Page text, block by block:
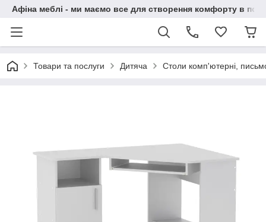
Афіна меблі - ми маємо все для створення комфорту в
Товари та послуги Дитяча Столи комп'ютерні,